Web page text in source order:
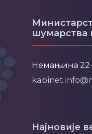
шумарства
Немањина 22-
Најновије